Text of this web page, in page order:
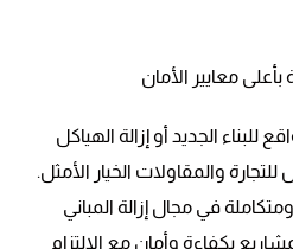
بأعلى معايير الأمان
للبناء الجديد أو إزالة الهياكل
والمقاولات الخيار الأمثل.
في مجال إزالة المباني
بكفاءة وأمان مع الالتزام